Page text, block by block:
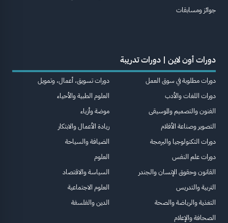
جوائز ومسابقات
دورات أون لاين | دورات تدريبة
دورات مطلوبة في سوق العمل
دورات اللغات والأدب
الفنون والتصميم والموسيقى
التصوير وصناعة الأفلام
دورات التكنولوجيا والبرمجة
دورات علم النفس
القانون وحقوق الإنسان والجندر
التربية والتدريس
التغذية والرياضة والصحة
الصحافة والإعلام
دورات تسويق، أعمال، وتمويل
العلوم الطبية والأحياء
موضة وأزياء
ريادة الأعمال والابتكار
الضيافة والسياحة
العلوم
السياسة والاقتصاد
العلوم الاجتماعية
الدين والفلسفة